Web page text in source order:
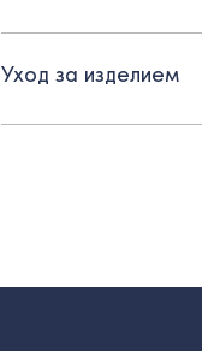
Уход за изделием